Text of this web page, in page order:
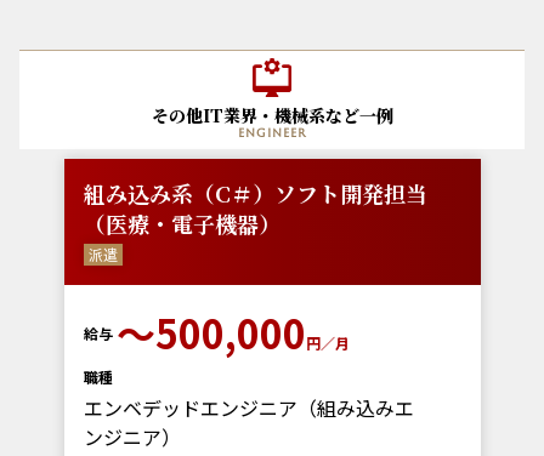
その他IT業界・機械系など一例
engineer
組み込み系（C＃）ソフト開発担当
（医療・電子機器）
派遣
給与 〜500,000円／月
職種
エンベデッドエンジニア（組み込みエ
ンジニア）